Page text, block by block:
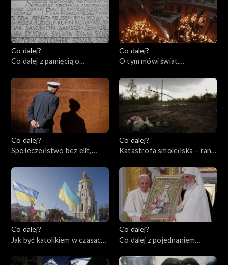
Co dalej?
Co dalej z pamięcią o
powstania w getcie
warszawskim, 18.04.2023
Co dalej?
O tym mówi świat,
Co dalej?
Społeczeństwo bez elit,
Co dalej?
Katastrofa smoleńska – rana
11.04.2023
Co dalej?
Jak być katolikiem w czasach
Co dalej?
Co dalej z pojednaniem
04.04.2023